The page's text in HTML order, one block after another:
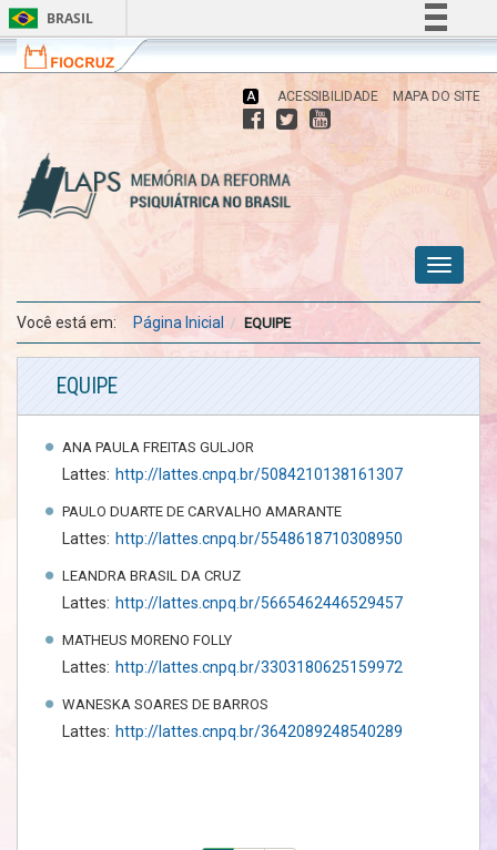
BRASIL
Simplifique!
Comunica BR
Participe
Acesso à informação
Legislação
Fiocruz
Fale
com
a
A ACESSIBILIDADE MAPA DO SITE
Memória da Reforma Psiquiátrica no
Brasil
Toggle
menu
celular
menu
celular
menu
celular
Você está em:
Página Inicial EQUIPE
EQUIPE
ANA PAULA FREITAS GULJOR
Lattes: http://lattes.cnpq.br/5084210138161307
PAULO DUARTE DE CARVALHO AMARANTE
Lattes: http://lattes.cnpq.br/5548618710308950
LEANDRA BRASIL DA CRUZ
Lattes: http://lattes.cnpq.br/5665462446529457
MATHEUS MORENO FOLLY
Lattes: http://lattes.cnpq.br/3303180625159972
WANESKA SOARES DE BARROS
Lattes: http://lattes.cnpq.br/3642089248540289